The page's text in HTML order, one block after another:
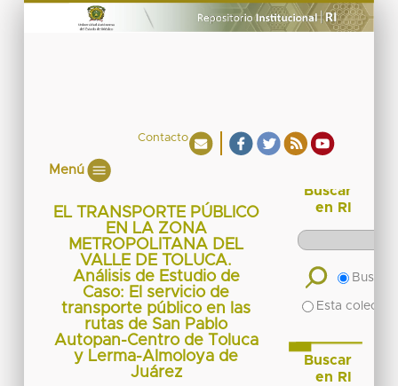
Contacto
Menú
EL TRANSPORTE PÚBLICO
EN LA ZONA
METROPOLITANA DEL
VALLE DE TOLUCA.
Análisis de Estudio de
Caso: El servicio de
transporte público en las
rutas de San Pablo
Autopan-Centro de Toluca
y Lerma-Almoloya de
Juárez
Buscar
en RI
Buscar
Esta
Buscar
en RI